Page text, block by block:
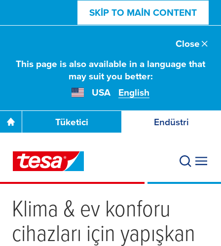
SKIP TO MAIN CONTENT
This page is also available in a language that
may suit you better:
USA
English
Close
Tüketici Endüstri
Klima & ev konforu
cihazları için yapışkan